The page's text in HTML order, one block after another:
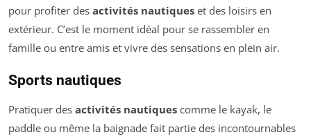
pour profiter des activités nautiques et des loisirs en
extérieur. C’est le moment idéal pour se rassembler en
famille ou entre amis et vivre des sensations en plein air.
Sports nautiques
Pratiquer des activités nautiques comme le kayak, le
paddle ou même la baignade fait partie des incontournables